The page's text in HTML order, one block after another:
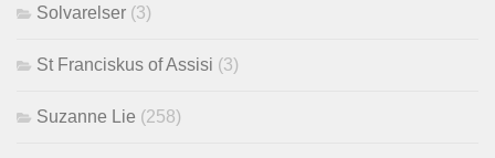
Solvarelser (3)
St Franciskus of Assisi (3)
Suzanne Lie (258)